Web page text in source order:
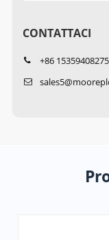
CONTATTACI
+86 15359408275